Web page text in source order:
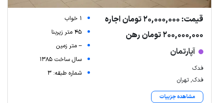
قیمت: 20,000,000 تومان اجاره
200,000,000 تومان رهن
آپارتمان
فدک
فدک, تهران
مشاهده جزییات
1 خواب
45 متر زیربنا
-- متر زمین
سال ساخت 1385
شماره طبقه: 3